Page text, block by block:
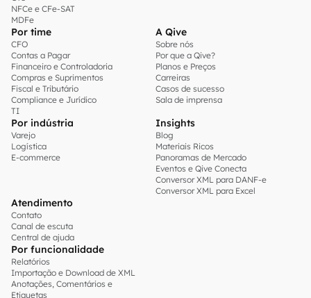
NFCe e CFe-SAT
MDFe
Por time
CFO
Contas a Pagar
Financeiro e Controladoria
Compras e Suprimentos
Fiscal e Tributário
Compliance e Jurídico
TI
A Qive
Sobre nós
Por que a Qive?
Planos e Preços
Carreiras
Casos de sucesso
Sala de imprensa
Por indústria
Varejo
Logística
E-commerce
Insights
Blog
Materiais Ricos
Panoramas de Mercado
Eventos e Qive Conecta
Conversor XML para DANF-e
Conversor XML para Excel
Atendimento
Contato
Canal de escuta
Central de ajuda
Por funcionalidade
Relatórios
Importação e Download de XML
Anotações, Comentários e
Etiquetas